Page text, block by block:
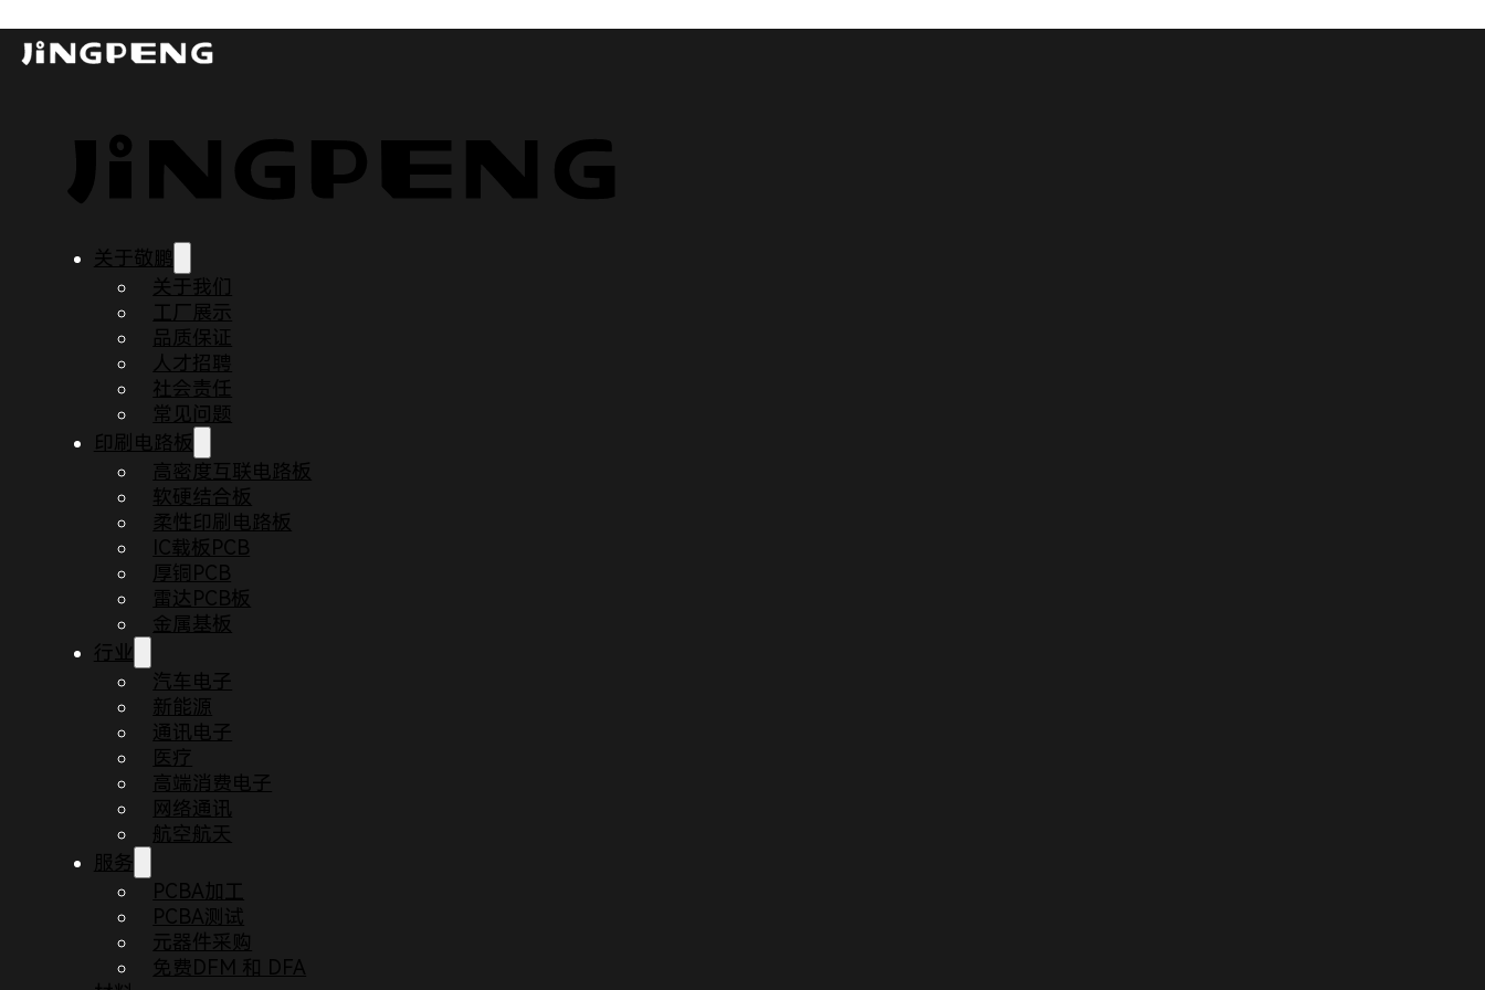
关于敬鹏
关于我们
工厂展示
品质保证
人才招聘
社会责任
常见问题
印刷电路板
高密度互联电路板
软硬结合板
柔性印刷电路板
IC载板PCB
厚铜PCB
雷达PCB板
金属基板
行业
汽车电子
新能源
通讯电子
医疗
高端消费电子
网络通讯
航空航天
服务
PCBA加工
PCBA测试
元器件采购
免费DFM 和 DFA
PCB设计中的热滞后问题
更新时间：2023-10-27
阅读时间：3 分钟
PCB设计中的热滞后问题
参考电压是一个关键的参数，它在精密测量系统、稳压器和转换器等应用中扮演着重要角色。然而，当涉及到 PCB（Printed
Circuit Board）布局时，参考电压的稳定性可能会受到影响，特别是在面临温度波动和外部噪声的情况下。
本文将深入探讨 PCB 设计对参考电压的热滞后现象产生的影响以及解决方法。
什么是热滞后？